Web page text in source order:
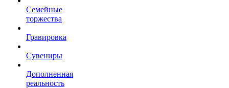
Семейные
торжества
Гравировка
Сувениры
Дополненная
реальность